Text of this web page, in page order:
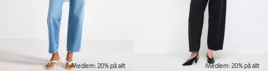
Medlem: 20% på allt Medlem: 20% på allt